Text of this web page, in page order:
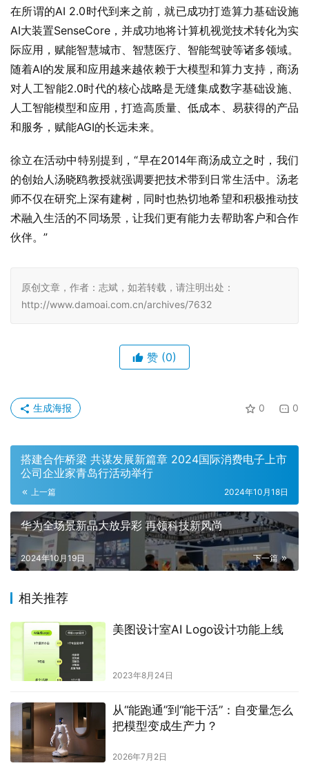
在所谓的AI 2.0时代到来之前，就已成功打造算力基础设施
AI大装置SenseCore，并成功地将计算机视觉技术转化为实
际应用，赋能智慧城市、智慧医疗、智能驾驶等诸多领域。
随着AI的发展和应用越来越依赖于大模型和算力支持，商汤
对人工智能2.0时代的核心战略是无缝集成数字基础设施、
人工智能模型和应用，打造高质量、低成本、易获得的产品
和服务，赋能AGI的长远未来。
徐立在活动中特别提到，“早在2014年商汤成立之时，我们
的创始人汤晓鸥教授就强调要把技术带到日常生活中。汤老
师不仅在研究上深有建树，同时也热切地希望和积极推动技
术融入生活的不同场景，让我们更有能力去帮助客户和合作
伙伴。”
原创文章，作者：志斌，如若转载，请注明出处：
http://www.damoai.com.cn/archives/7632
赞 (0)
0 0
生成海报
搭建合作桥梁 共谋发展新篇章 2024国际消费电子上市
公司企业家青岛行活动举行
上一篇 2024年10月18日
华为全场景新品大放异彩 再领科技新风尚
下一篇
2024年10月19日
相关推荐
美图设计室AI Logo设计功能上线
2023年8月24日
从“能跑通”到“能干活”：自变量怎么
把模型变成生产力？
2026年7月2日